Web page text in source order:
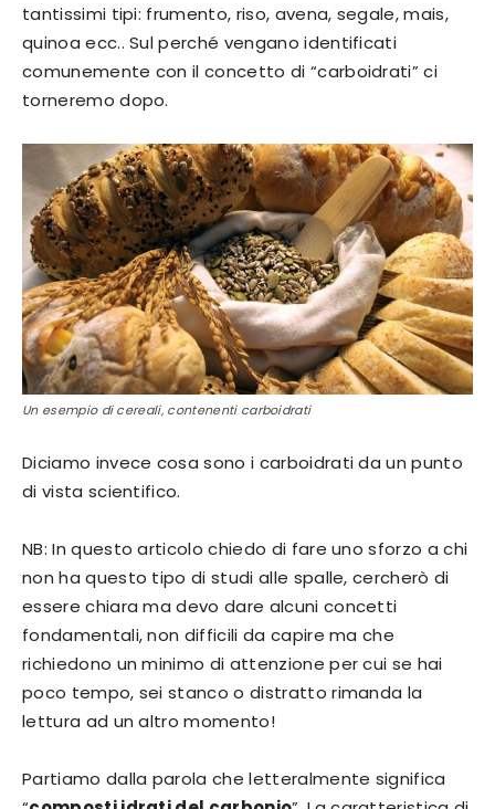
tantissimi tipi: frumento, riso, avena, segale, mais,
quinoa ecc.. Sul perché vengano identificati
comunemente con il concetto di “carboidrati” ci
torneremo dopo.
Un esempio di cereali, contenenti carboidrati
Diciamo invece cosa sono i carboidrati da un punto
di vista scientifico.
NB: In questo articolo chiedo di fare uno sforzo a chi
non ha questo tipo di studi alle spalle, cercherò di
essere chiara ma devo dare alcuni concetti
fondamentali, non difficili da capire ma che
richiedono un minimo di attenzione per cui se hai
poco tempo, sei stanco o distratto rimanda la
lettura ad un altro momento!
Partiamo dalla parola che letteralmente significa